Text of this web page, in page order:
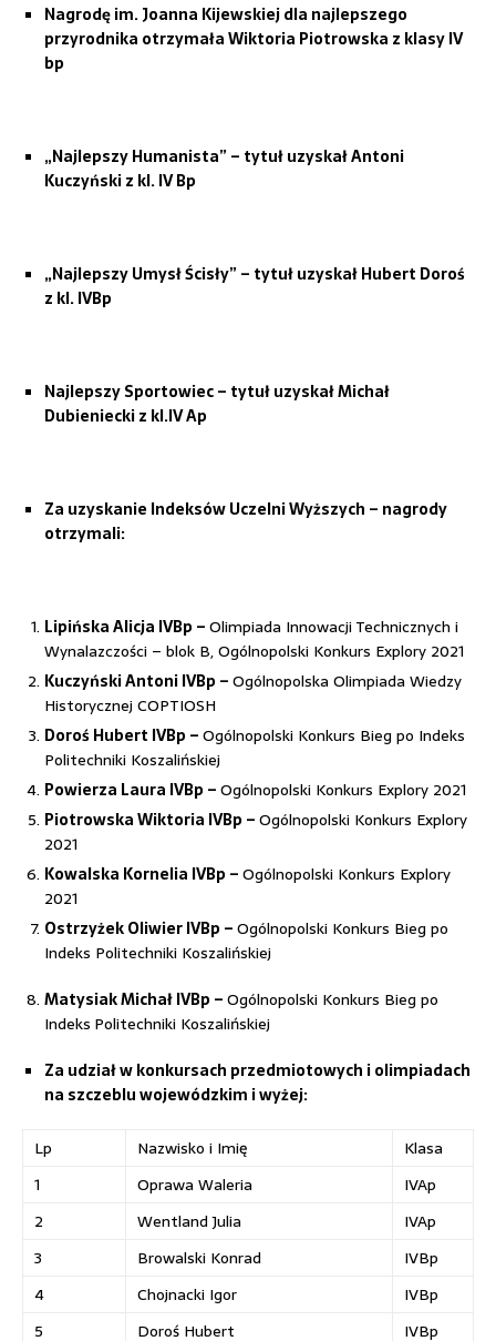
Nagrodę im. Joanna Kijewskiej dla najlepszego
przyrodnika otrzymała Wiktoria Piotrowska z klasy IV
bp
„Najlepszy Humanista” – tytuł uzyskał Antoni
Kuczyńskiz kl. IV Bp
„Najlepszy Umysł Ścisły” – tytuł uzyskał Hubert Doroś
z kl. IVBp
Najlepszy Sportowiec – tytuł uzyskałMichał
Dubieniecki z kl.IV Ap
Za uzyskanie Indeksów Uczelni Wyższych – nagrody
otrzymali:
Lipińska Alicja IVBp –Olimpiada Innowacji Technicznych i
Wynalazczości – blok B, Ogólnopolski Konkurs Explory 2021
Kuczyński Antoni IVBp –Ogólnopolska Olimpiada Wiedzy
Historycznej COPTIOSH
Doroś Hubert IVBp –Ogólnopolski Konkurs Bieg po Indeks
Politechniki Koszalińskiej
Powierza Laura IVBp –Ogólnopolski Konkurs Explory 2021
Piotrowska Wiktoria IVBp –Ogólnopolski Konkurs Explory
2021
Kowalska Kornelia IVBp –Ogólnopolski Konkurs Explory
2021
Ostrzyżek Oliwier IVBp –Ogólnopolski Konkurs Bieg po
Indeks Politechniki Koszalińskiej
Matysiak Michał IVBp –Ogólnopolski Konkurs Bieg po
Indeks Politechniki Koszalińskiej
Za udział w konkursach przedmiotowych i olimpiadach
na szczeblu wojewódzkim i wyżej:
Lp Nazwisko i Imię
Klasa
1
Oprawa Waleria
IVAp
2
Wentland Julia
IVAp
3
Browalski Konrad
IVBp
4
Chojnacki Igor
IVBp
5
Doroś Hubert
IVBp